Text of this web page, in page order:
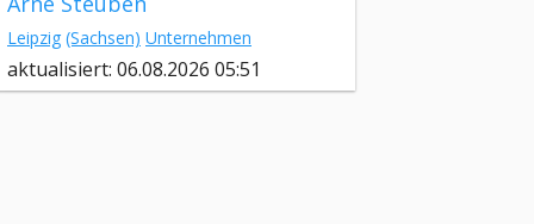
Leipzig (Sachsen) Unternehmen
aktualisiert: 06.08.2026 05:51